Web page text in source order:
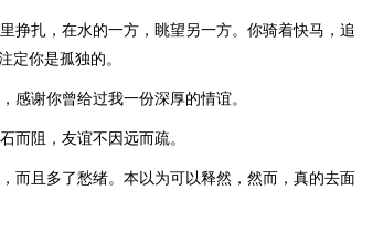
挣扎，在水的一方，眺望另一方。你骑着快马，追
定你是孤独的。
感谢你曾给过我一份深厚的情谊。
而阻，友谊不因远而疏。
而且多了愁绪。本以为可以释然，然而，真的去面